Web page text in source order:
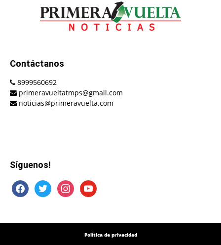
Contáctanos
8999560692
primeravueltatmps@gmail.com
noticias@primeravuelta.com
Síguenos!
facebooktwitter instagramyoutube
Política de privacidad